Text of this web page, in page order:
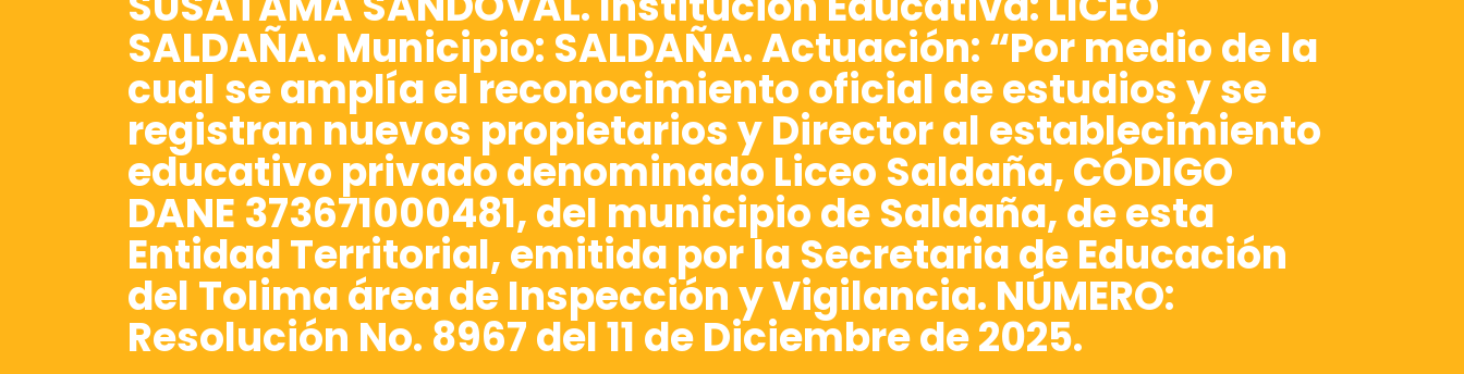
SALDAÑA. Municipio: SALDAÑA. Actuación: “Por medio de la
cual se amplía el reconocimiento oficial de estudios y se
registran nuevos propietarios y Director al establecimiento
educativo privado denominado Liceo Saldaña, CÓDIGO
DANE 373671000481, del municipio de Saldaña, de esta
Entidad Territorial, emitida por la Secretaria de Educación
del Tolima área de Inspección y Vigilancia. NÚMERO:
Resolución No. 8967 del 11 de Diciembre de 2025.